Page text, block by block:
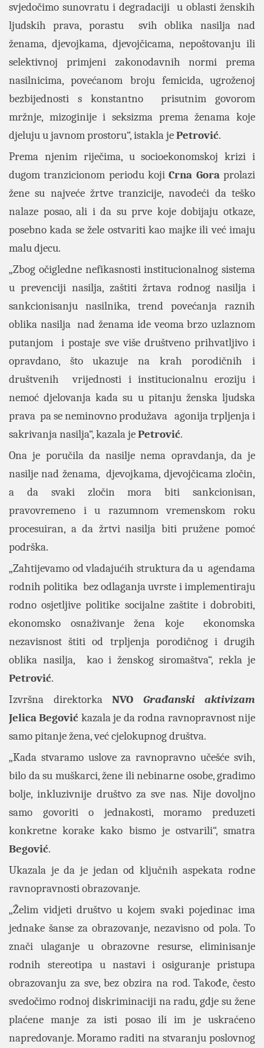
svjedočimo sunovratu i degradaciji u oblasti ženskih
ljudskih prava, porastu svih oblika nasilja nad
ženama, djevojkama, djevojčicama, nepoštovanju ili
selektivnoj primjeni zakonodavnih normi prema
nasilnicima, povećanom broju femicida, ugroženoj
bezbijednosti s konstantno prisutnim govorom
mržnje, mizoginije i seksizma prema ženama koje
djeluju u javnom prostoru“, istakla jePetrović.
Prema njenim riječima, u socioekonomskoj krizi i
dugom tranzicionom periodu kojiCrna Goraprolazi
žene su najveće žrtve tranzicije, navodeći da teško
nalaze posao, ali i da su prve koje dobijaju otkaze,
posebno kada se žele ostvariti kao majke ili već imaju
malu djecu.
„Zbog očigledne nefikasnosti institucionalnog sistema
u prevenciji nasilja, zaštiti žrtava rodnog nasilja i
sankcionisanju nasilnika, trend povećanja raznih
oblika nasilja nad ženama ide veoma brzo uzlaznom
putanjom i postaje sve više društveno prihvatljivo i
opravdano, što ukazuje na krah porodičnih i
društvenih vrijednosti i institucionalnu eroziju i
nemoć djelovanja kada su u pitanju ženska ljudska
prava pa se neminovno produžava agonija trpljenja i
sakrivanja nasilja“, kazala jePetrović.
Ona je poručila da nasilje nema opravdanja, da je
nasilje nad ženama, djevojkama, djevojčicama zločin,
a da svaki zločin mora biti sankcionisan,
pravovremeno i u razumnom vremenskom roku
procesuiran, a da žrtvi nasilja biti pružene pomoć
podrška.
„Zahtijevamo od vladajućih struktura da u agendama
rodnih politika bez odlaganja uvrste i implementiraju
rodno osjetljive politike socijalne zaštite i dobrobiti,
ekonomsko osnaživanje žena koje ekonomska
nezavisnost štiti od trpljenja porodičnog i drugih
oblika nasilja, kao i ženskog siromaštva“, rekla je
Petrović.
Izvršna direktorka NVO Građanski aktivizam
Jelica Begović kazala je da rodna ravnopravnost nije
samo pitanje žena, već cjelokupnog društva.
„Kada stvaramo uslove za ravnopravno učešće svih,
bilo da su muškarci, žene ili nebinarne osobe, gradimo
bolje, inkluzivnije društvo za sve nas. Nije dovoljno
samo govoriti o jednakosti, moramo preduzeti
konkretne korake kako bismo je ostvarili“, smatra
Begović.
Ukazala je da je jedan od ključnih aspekata rodne
ravnopravnosti obrazovanje.
„Želim vidjeti društvo u kojem svaki pojedinac ima
jednake šanse za obrazovanje, nezavisno od pola. To
znači ulaganje u obrazovne resurse, eliminisanje
rodnih stereotipa u nastavi i osiguranje pristupa
obrazovanju za sve, bez obzira na rod. Takođe, često
svedočimo rodnoj diskriminaciji na radu, gdje su žene
plaćene manje za isti posao ili im je uskraćeno
napredovanje. Moramo raditi na stvaranju poslovnog